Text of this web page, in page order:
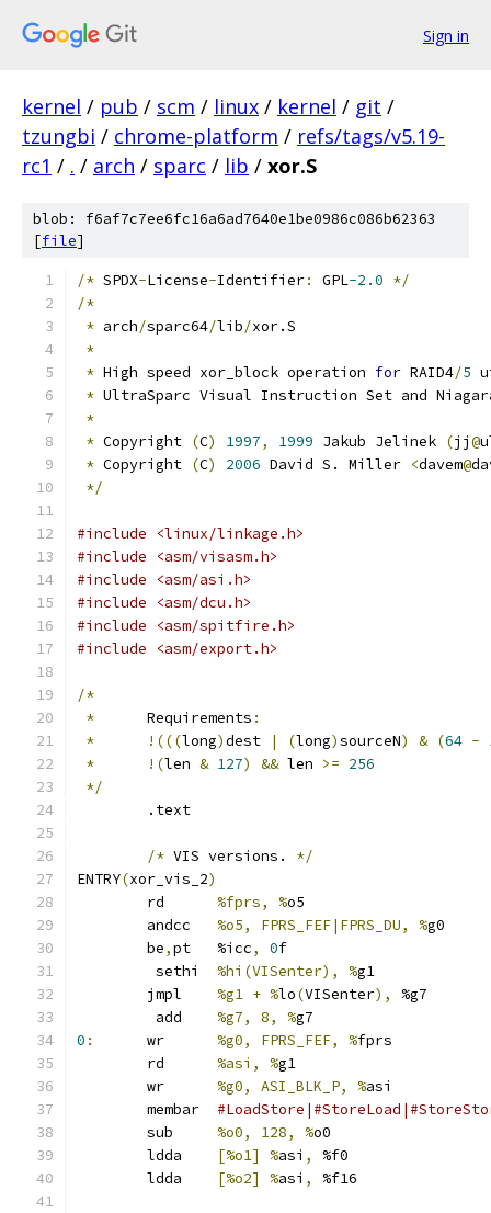
Sign in
kernel / pub / scm / linux / kernel / git /
tzungbi / chrome-platform / refs/tags/v5.19-
rc1 / . / arch / sparc / lib / xor.S
blob: f6af7c7ee6fc16a6ad7640e1be0986c086b62363
[file]
/* SPDX-License-Identifier: GPL-2.0 */
/*
* arch/sparc64/lib/xor.S
*
* High speed xor_block operation for RAID4/5
* UltraSparc Visual Instruction Set and
*
* Copyright (C) 1997, 1999 Jakub Jelinek (jj@
* Copyright (C) 2006 David S. Miller <davem@
*/
#include <linux/linkage.h>
#include <asm/visasm.h>
#include <asm/asi.h>
#include <asm/dcu.h>
#include <asm/spitfire.h>
#include <asm/export.h>
/*
*
	Requirements
:
*
!(((long)dest | (long)sourceN) & (64 -
*
!(len & 127) && len >= 256
*/
	.text
/* VIS versions. */
ENTRY(xor_vis_2)
%fprs, %o5
%o5, FPRS_FEF|FPRS_DU, %g0
	be
, pt	%icc, 0f
%hi(VISenter), %g1
%g1 + %lo(VISenter),
%g7
%g7, 8, %g7
0 : %g0, FPRS_FEF, %fprs
%asi, %g1
%g0, ASI_BLK_P, %asi
%o0, 128, %o0
[%o1] %asi ,
%f0
[%o2] %asi , %f16